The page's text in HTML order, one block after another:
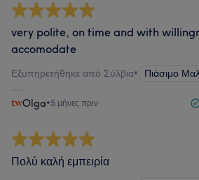
very polite, on time and with
accomodate
Εξυπηρετήθηκε από Σύλβια• Πιάσιμο
Olga•5 μήνες πριν
Πολύ καλή εμπειρία